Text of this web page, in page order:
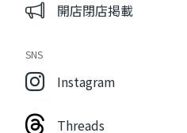
開店閉店掲載
SNS
Instagram
Threads